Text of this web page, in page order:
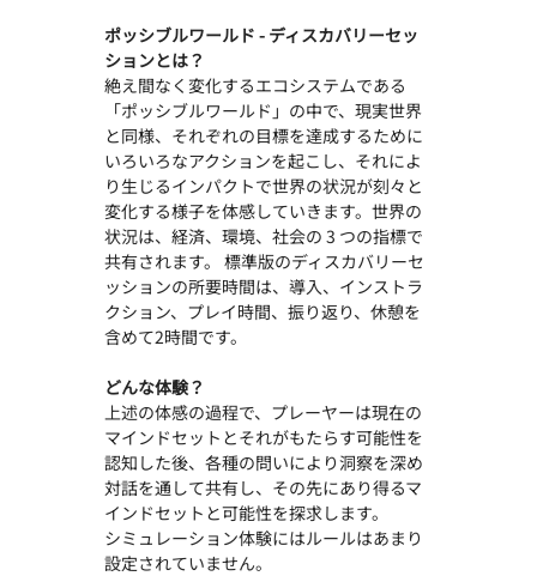
ポッシブルワールド - ディスカバリーセッ
ションとは？
絶え間なく変化するエコシステムである
「ポッシブルワールド」の中で、現実世界
と同様、それぞれの目標を達成するために
いろいろなアクションを起こし、それによ
り生じるインパクトで世界の状況が刻々と
変化する様子を体感していきます。世界の
状況は、経済、環境、社会の 3 つの指標で
共有されます。 標準版のディスカバリーセ
ッションの所要時間は、導入、インストラ
クション、プレイ時間、振り返り、休憩を
含めて2時間です。
どんな体験？
上述の体感の過程で、プレーヤーは現在の
マインドセットとそれがもたらす可能性を
認知した後、各種の問いにより洞察を深め
対話を通して共有し、その先にあり得るマ
インドセットと可能性を探求します。
シミュレーション体験にはルールはあまり
設定されていません。